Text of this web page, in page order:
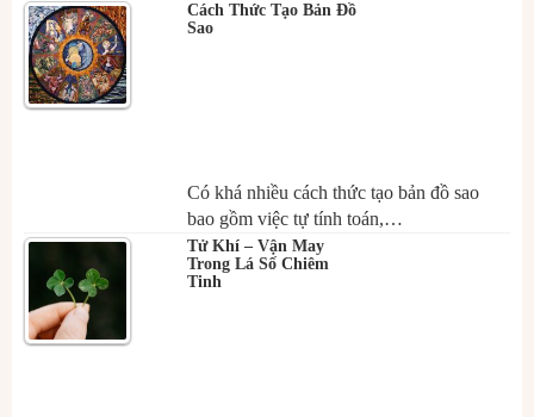
Cách Thức Tạo Bản Đồ
Sao
Có khá nhiều cách thức tạo bản đồ sao
bao gồm việc tự tính toán,…
Tử Khí – Vận May
Trong Lá Số Chiêm
Tinh